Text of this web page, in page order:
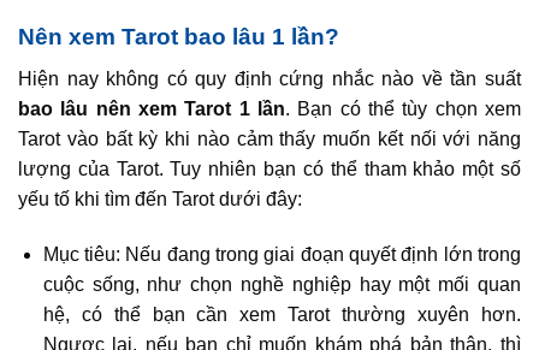
Nên xem Tarot bao lâu 1 lần?
Hiện nay không có quy định cứng nhắc nào về tần suất
bao lâu nên xem Tarot 1 lần. Bạn có thể tùy chọn xem
Tarot vào bất kỳ khi nào cảm thấy muốn kết nối với năng
lượng của Tarot. Tuy nhiên bạn có thể tham khảo một số
yếu tố khi tìm đến Tarot dưới đây:
Mục tiêu: Nếu đang trong giai đoạn quyết định lớn trong
cuộc sống, như chọn nghề nghiệp hay một mối quan
hệ, có thể bạn cần xem Tarot thường xuyên hơn.
Ngược lại, nếu bạn chỉ muốn khám phá bản thân, thì